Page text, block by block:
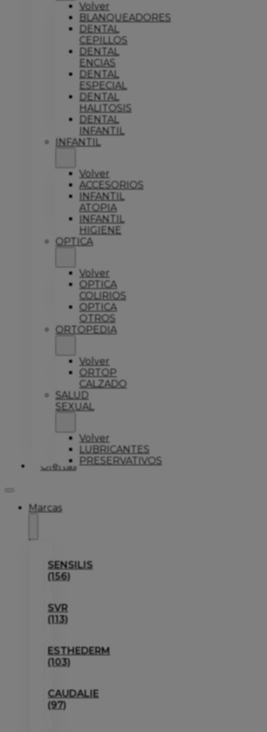
Volver
BLANQUEADORES
DENTAL
CEPILLOS
DENTAL
ENCIAS
DENTAL
ESPECIAL
DENTAL
HALITOSIS
DENTAL
INFANTIL
INFANTIL
Volver
ACCESORIOS
INFANTIL
ATOPIA
INFANTIL
HIGIENE
OPTICA
Volver
OPTICA
COLIRIOS
OPTICA
OTROS
ORTOPEDIA
Volver
ORTOP
CALZADO
SALUD
SEXUAL
Volver
LUBRICANTES
PRESERVATIVOS
Ofertas
Marcas
SENSILIS
(156)
SVR
(113)
ESTHEDERM
(103)
CAUDALIE
(97)